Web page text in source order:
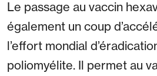
Le passage au vaccin
également un coup
l’effort mondial
poliomyélite. Il permet au